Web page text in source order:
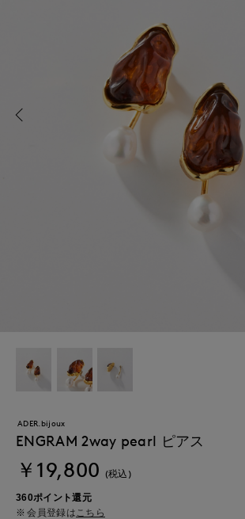
ADER.bijoux
ENGRAM 2way pearl ピアス
￥19,800 (税込)
360ポイント還元
会員登録は こちら